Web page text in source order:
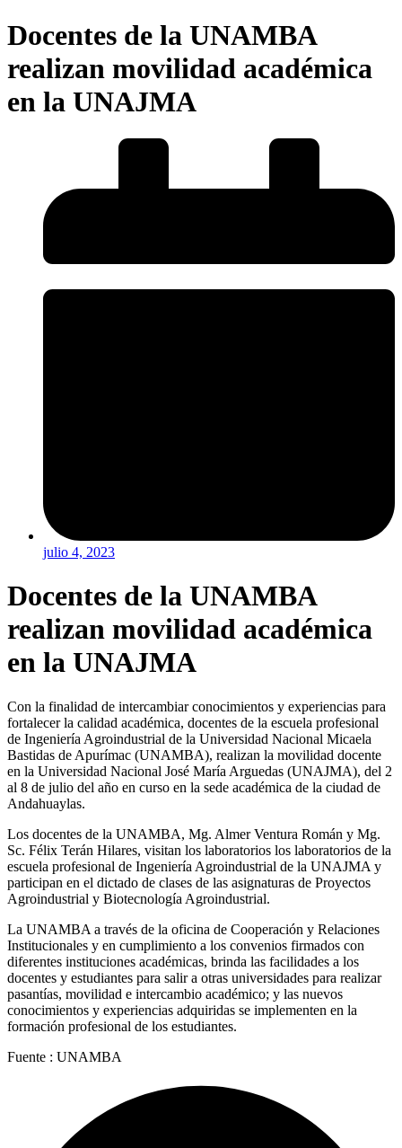
Docentes de la UNAMBA
realizan movilidad académica
en la UNAJMA
julio 4, 2023
Docentes de la UNAMBA
realizan movilidad académica
en la UNAJMA
Con la finalidad de intercambiar conocimientos y experiencias para
fortalecer la calidad académica, docentes de la escuela profesional
de Ingeniería Agroindustrial de la Universidad Nacional Micaela
Bastidas de Apurímac (UNAMBA), realizan la movilidad docente
en la Universidad Nacional José María Arguedas (UNAJMA), del 2
al 8 de julio del año en curso en la sede académica de la ciudad de
Andahuaylas.
Los docentes de la UNAMBA, Mg. Almer Ventura Román y Mg.
Sc. Félix Terán Hilares, visitan los laboratorios los laboratorios de la
escuela profesional de Ingeniería Agroindustrial de la UNAJMA y
participan en el dictado de clases de las asignaturas de Proyectos
Agroindustrial y Biotecnología Agroindustrial.
La UNAMBA a través de la oficina de Cooperación y Relaciones
Institucionales y en cumplimiento a los convenios firmados con
diferentes instituciones académicas, brinda las facilidades a los
docentes y estudiantes para salir a otras universidades para realizar
pasantías, movilidad e intercambio académico; y las nuevos
conocimientos y experiencias adquiridas se implementen en la
formación profesional de los estudiantes.
Fuente : UNAMBA